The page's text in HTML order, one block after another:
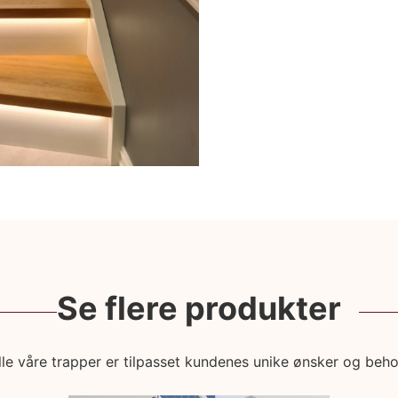
Se flere produkter
våre trapper er tilpasset kundenes unike ønsker og